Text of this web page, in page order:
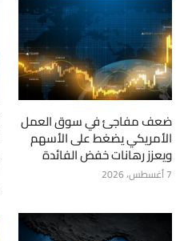
ضعف مفاجئ في سوق العمل
الأمريكي يضغط على الأسهم
ويعزز رهانات خفض الفائدة
7 أغسطس، 2026